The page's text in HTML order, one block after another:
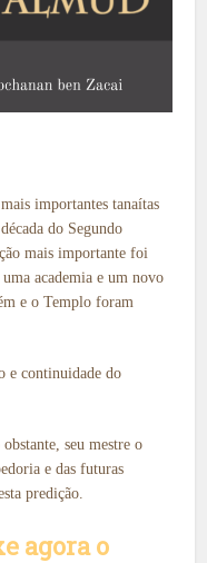
importantes tanaítas
do Segundo
mais importante foi
academia e um novo
e o Templo foram
e continuidade do
seu mestre o
e das futuras
predição.
agora o